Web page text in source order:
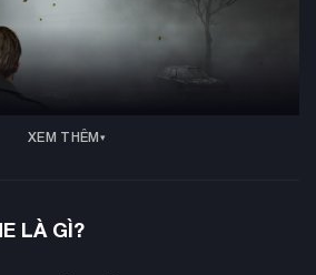
XEM THÊM
LÀ GÌ?